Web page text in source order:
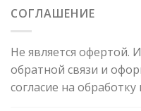
СОГЛАШЕНИЕ
Не является офертой.
обратной связи и
согласие на